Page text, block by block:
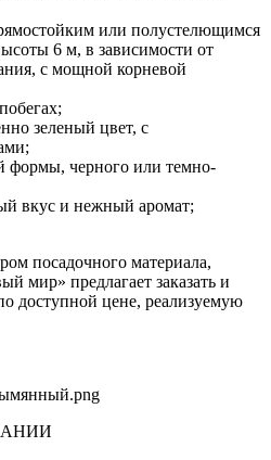
или полустелющимся
6 м, в зависимости от
с мощной корневой
зеленый цвет, с
формы, черного или темно-
вкус и нежный аромат;
посадочного материала,
мир» предлагает заказать и
доступной цене, реализуемую